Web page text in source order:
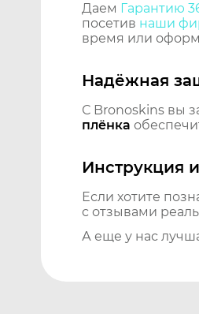
Даем Гарантию
посетив наши
время или
Надёжная
С Bronoskins вы
плёнка
Инструкция
Если хотите
с отзывами
А еще у нас